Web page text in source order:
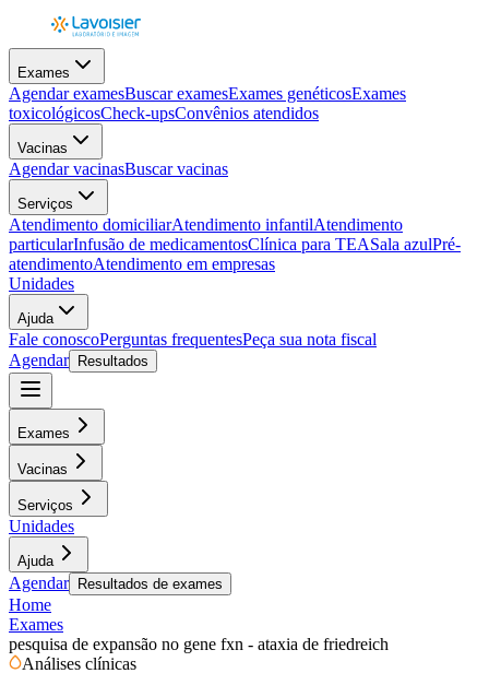
Exames
Agendar examesBuscar examesExames genéticosExames
toxicológicosCheck-upsConvênios atendidos
Vacinas
Agendar vacinasBuscar vacinas
Serviços
Atendimento domiciliarAtendimento infantilAtendimento
particularInfusão de medicamentosClínica para TEASala azulPré-
atendimentoAtendimento em empresas
Unidades
Ajuda
Fale conoscoPerguntas frequentesPeça sua nota fiscal
Agendar
Resultados
Exames
Vacinas
Serviços
Unidades
Ajuda
Agendar Resultados de exames
Home
Exames
pesquisa de expansão no gene fxn - ataxia de friedreich
Análises clínicas